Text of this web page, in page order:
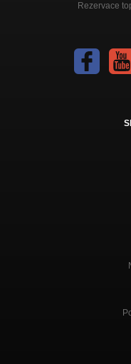
Rezervace